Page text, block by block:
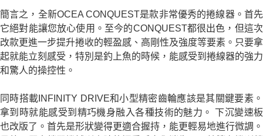
簡言之，全新OCEA CONQUEST是款非常優秀的捲線器。首先
它絕對能讓您放心使用。至今的CONQUEST都很出色，但這次
改款更進一步提升捲收的輕盈感、高剛性及強度等要素。只要拿
起就能立刻感受，特別是釣上魚的時候，能感受到捲線器的強力
和驚人的操控性。
同時搭載INFINITY DRIVE和小型精密齒輪應該是其關鍵要素。
拿到時就能感受到精巧機身融入各種技術的魅力。 下沉變速板
也改版了。首先是形狀變得更適合握持，能更輕易地進行微調。